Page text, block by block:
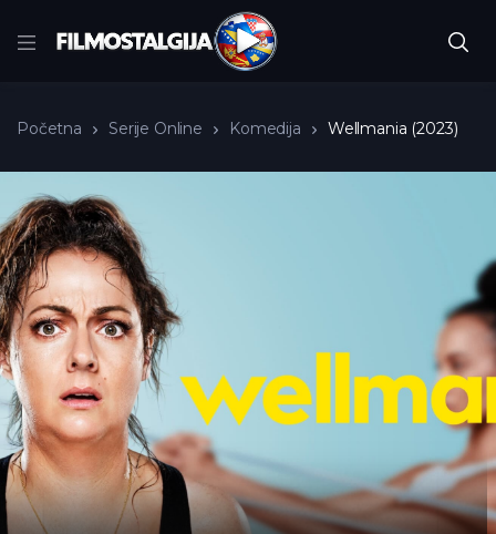
Početna Serije Online Komedija Wellmania (2023)